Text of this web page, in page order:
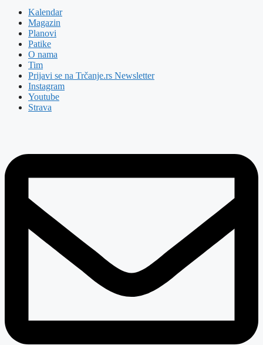
Kalendar
Magazin
Planovi
Patike
O nama
Tim
Prijavi se na Trčanje.rs Newsletter
Instagram
Youtube
Strava